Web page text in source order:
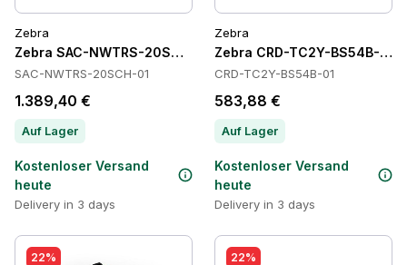
Zebra
Zebra SAC-NWTRS-20SCH-01 Batteries
SAC-NWTRS-20SCH-01
1.389,40 €
Auf Lager
Kostenloser Versand
heute
Delivery in 3 days
Zebra
Zebra CRD-TC2Y-BS54B-01
CRD-TC2Y-BS54B-01
583,88 €
Auf Lager
Kostenloser Versand
heute
Delivery in 3 days
22% 22%